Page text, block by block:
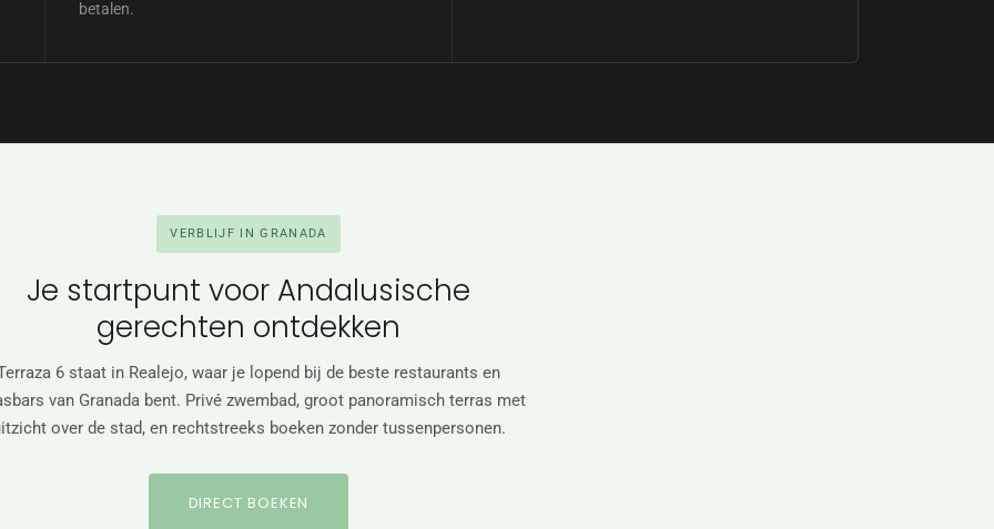
betalen.
VERBLIJF IN GRANADA
Je startpunt voor Andalusische
gerechten ontdekken
6 staat in Realejo, waar je lopend bij de beste restaurants en
van Granada bent. Privé zwembad, groot panoramisch terras met
over de stad, en rechtstreeks boeken zonder tussenpersonen.
DIRECT BOEKEN